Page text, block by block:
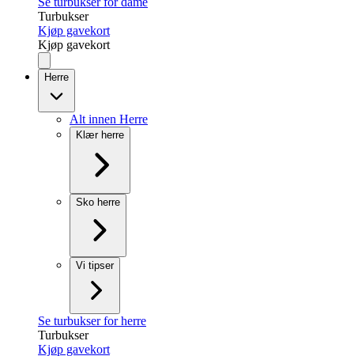
Turbukser
Kjøp gavekort
Kjøp gavekort
Herre
Alt innen Herre
Klær herre
Sko herre
Vi tipser
Se turbukser for herre
Turbukser
Kjøp gavekort